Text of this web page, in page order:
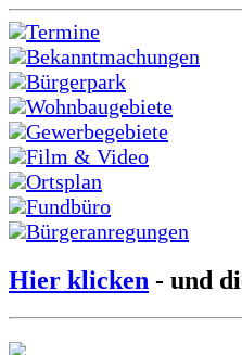
Termine
Bekanntmachungen
Bürgerpark
Wohnbaugebiete
Gewerbegebiete
Film & Video
Ortsplan
Fundbüro
Bürgeranregungen
Hier klicken - und